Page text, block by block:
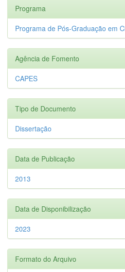
Programa
Programa de Pós-Graduação em
Agência de Fomento
CAPES
Tipo de Documento
Dissertação
Data de Publicação
2013
Data de Disponibilização
2023
Formato do Arquivo